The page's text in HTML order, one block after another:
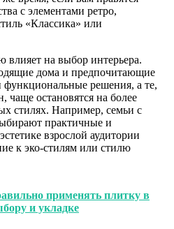
с элементами ретро,
«Классика» или
на выбор интерьера.
дома и предпочитающие
решения, а те,
чаще остановятся на более
стилях. Например, семьи с
практичные и
взрослой аудитории
к эко-стилям или стилю
применять плитку в
и укладке